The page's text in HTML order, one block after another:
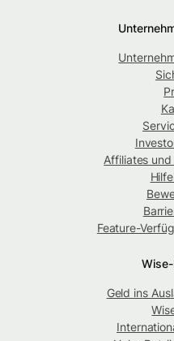
Affiliates
Feature-
Geld ins